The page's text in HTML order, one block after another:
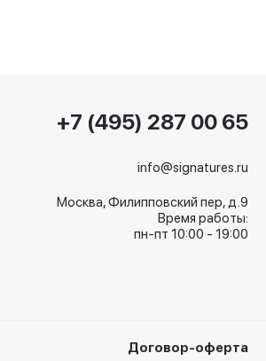
+7 (495) 287 00 65
info@signatures.ru
Москва, Филипповский пер, д.9
Время работы:
пн-пт 10:00 - 19:00
Договор-оферта